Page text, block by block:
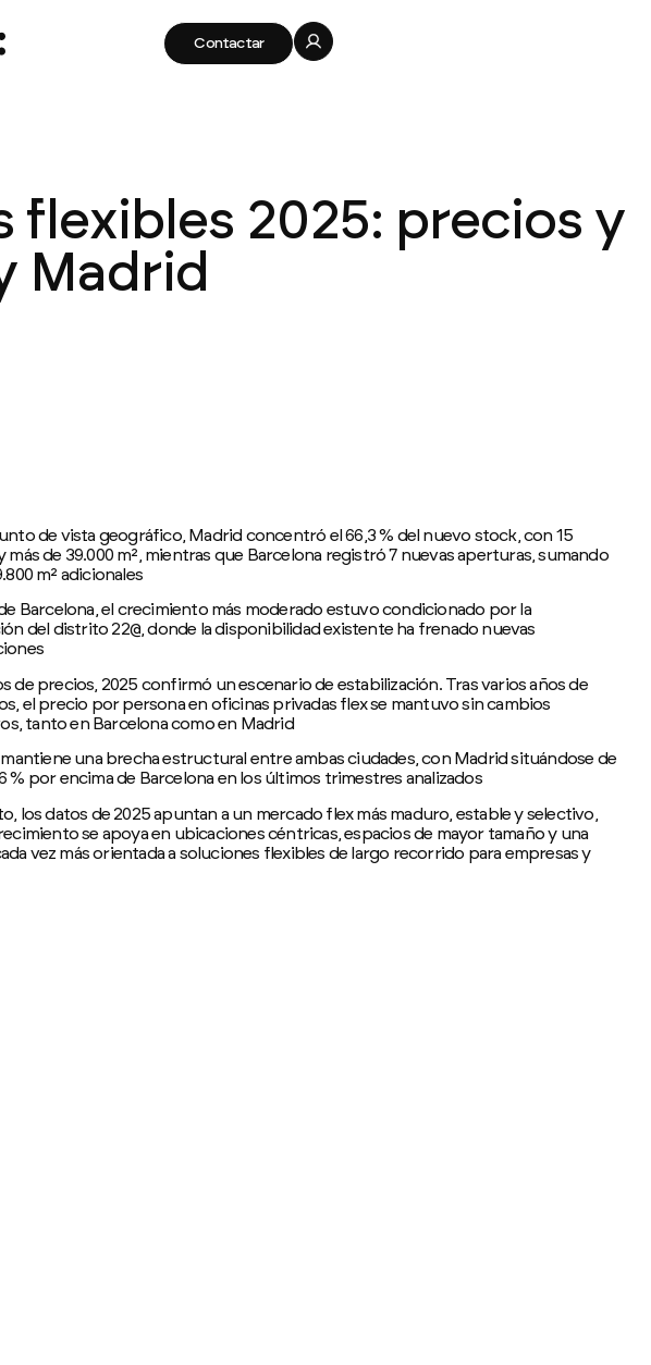
Contactar
flexibles 2025: precios y
Madrid
de vista geográfico, Madrid concentró el 66,3 % del nuevo stock, con 15
más de 39.000 m², mientras que Barcelona registró 7 nuevas aperturas, sumando
m² adicionales
de Barcelona, el crecimiento más moderado estuvo condicionado por la
del distrito 22@, donde la disponibilidad existente ha frenado nuevas
de precios, 2025 confirmó un escenario de estabilización. Tras varios años de
el precio por persona en oficinas privadas flex se mantuvo sin cambios
tanto en Barcelona como en Madrid
mantiene una brecha estructural entre ambas ciudades, con Madrid situándose de
% por encima de Barcelona en los últimos trimestres analizados
los datos de 2025 apuntan a un mercado flex más maduro, estable y selectivo,
se apoya en ubicaciones céntricas, espacios de mayor tamaño y una
vez más orientada a soluciones flexibles de largo recorrido para empresas y